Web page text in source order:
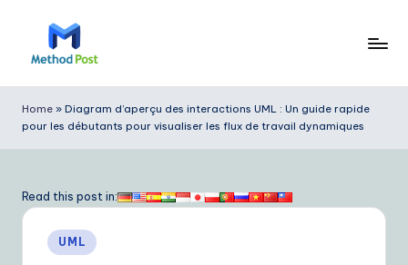
e
t
o
Home » Diagram d’aperçu des interactions UML : Un guide rapide
pour les débutants pour visualiser les flux de travail dynamiques
Read this post in:
Posted
in
UML